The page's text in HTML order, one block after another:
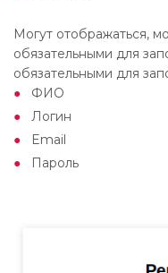
Могут отображаться,
обязательными для
обязательными для
ФИО
Логин
Email
Пароль